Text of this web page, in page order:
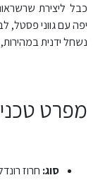
כבל ליצירת
יפה עם גווני פסטל,
נשחל ידנית
מפרט טכני
סוג: חרוז